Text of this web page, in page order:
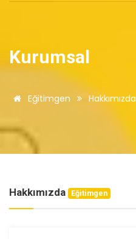
Kurumsal
Eğitimgen Hakkımızda
Hakkımızda Eğitimgen